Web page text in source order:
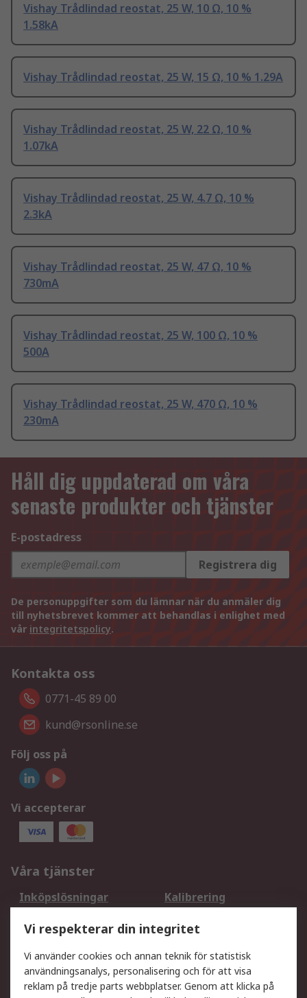
Vishay Trådlindad reostat, 25 W, 10 Ω, 10 %
1.58kA
Vishay Trådlindad reostat, 25 W, 15 Ω, 10 % 1.29A
Vishay Trådlindad reostat, 25 W, 22 Ω, 10 %
1.07kA
Vishay Trådlindad reostat, 25 W, 4.7 Ω, 10 %
2.3kA
Vishay Trådlindad reostat, 25 W, 47 Ω, 10 %
730mA
Vishay Trådlindad reostat, 25 W, 100 Ω, 10 %
500A
Vishay Trådlindad reostat, 25 W, 470 Ω, 10 %
230mA
Håll dig uppdaterad om våra
senaste produkter och tjänster
E-postadress
Registrera dig
De personuppgifter som du lämnar när du anmäler dig
till nyhetsbrevet kommer att behandlas i enlighet med
vår integritetspolicy.
Kontakta oss
0771-45 89 00
kund@rsonline.se
Följ oss på
Vi accepterar
Våra tjänster
Inköpslösningar
Kalibrering
DesignSpark
Teknisk Support
Ditt lokala säljteam
Exportlösningar
Support
Vi respekterar din integritet
Vi använder cookies och annan teknik för statistisk
användningsanalys, personalisering och för att visa
reklam på tredje parts webbplatser. Genom att klicka på